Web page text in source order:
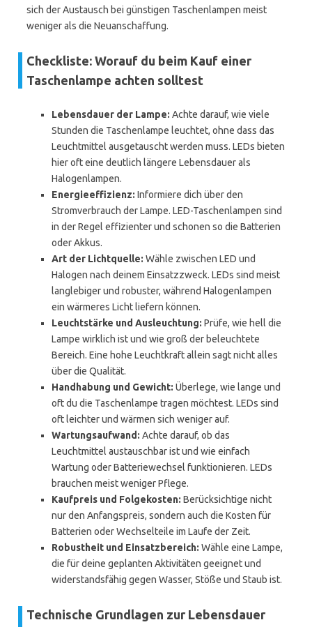
sich der Austausch bei günstigen Taschenlampen meist
weniger als die Neuanschaffung.
Checkliste: Worauf du beim Kauf einer
Taschenlampe achten solltest
Lebensdauer der Lampe: Achte darauf, wie viele
Stunden die Taschenlampe leuchtet, ohne dass das
Leuchtmittel ausgetauscht werden muss. LEDs bieten
hier oft eine deutlich längere Lebensdauer als
Halogenlampen.
Energieeffizienz: Informiere dich über den
Stromverbrauch der Lampe. LED-Taschenlampen sind
in der Regel effizienter und schonen so die Batterien
oder Akkus.
Art der Lichtquelle: Wähle zwischen LED und
Halogen nach deinem Einsatzzweck. LEDs sind meist
langlebiger und robuster, während Halogenlampen
ein wärmeres Licht liefern können.
Leuchtstärke und Ausleuchtung: Prüfe, wie hell die
Lampe wirklich ist und wie groß der beleuchtete
Bereich. Eine hohe Leuchtkraft allein sagt nicht alles
über die Qualität.
Handhabung und Gewicht: Überlege, wie lange und
oft du die Taschenlampe tragen möchtest. LEDs sind
oft leichter und wärmen sich weniger auf.
Wartungsaufwand: Achte darauf, ob das
Leuchtmittel austauschbar ist und wie einfach
Wartung oder Batteriewechsel funktionieren. LEDs
brauchen meist weniger Pflege.
Kaufpreis und Folgekosten: Berücksichtige nicht
nur den Anfangspreis, sondern auch die Kosten für
Batterien oder Wechselteile im Laufe der Zeit.
Robustheit und Einsatzbereich: Wähle eine Lampe,
die für deine geplanten Aktivitäten geeignet und
widerstandsfähig gegen Wasser, Stöße und Staub ist.
Technische Grundlagen zur Lebensdauer